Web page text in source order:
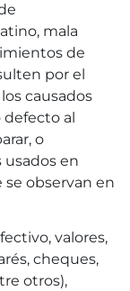
mala
de
por el
causados
al
o
usados en
observan en
valores,
cheques,
otros),